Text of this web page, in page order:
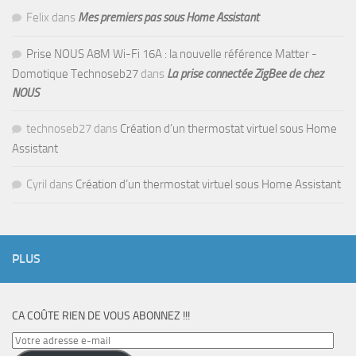
Felix dans Mes premiers pas sous Home Assistant
Prise NOUS A8M Wi-Fi 16A : la nouvelle référence Matter -
Domotique Technoseb27 dans La prise connectée ZigBee de chez
NOUS
technoseb27 dans Création d’un thermostat virtuel sous Home
Assistant
Cyril dans Création d’un thermostat virtuel sous Home Assistant
PLUS
CA COÛTE RIEN DE VOUS ABONNEZ !!!
Votre